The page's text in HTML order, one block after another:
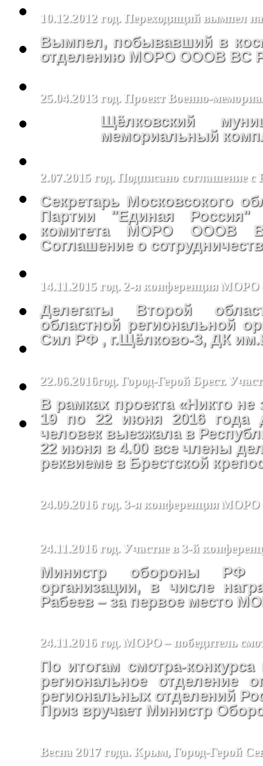
10.12.2012 год. Переходящий вымпел
Вымпел, побывавший в
отделению МОРО ОООВ ВС
25.04.2013 год. Проект Военно-
Щёлковский
мемориальный
2.07.2015 год. Подписано соглашение с
Секретарь Московсокого
Партии "Единая
комитета МОРО ОООВ
Соглашение о
14.11.2015 год. 2-я конференция
Делегаты Второй
областной региональной
Сил РФ , г.Щёлково-3, ДК
22.06.2016год. Город-Герой Брест.
В рамках проекта «Никто
19 по 22 июня 2016 года
человек выезжала в
22 июня в 4.00 все члены
реквиеме в Брестской
24.09.2016 год. 3-я конференция
24.11.2016 год. Участие в 3-й
Министр обороны РФ
организации, в числе
Рабеев – за первое место
24.11.2016 год. МОРО – победитель
По итогам смотра-
региональное отделение
региональных отделений
Приз вручает Министр
Весна 2017 года. Крым, Город-Герой